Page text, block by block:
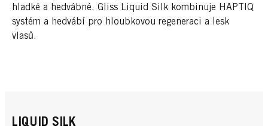
hladké a hedvábné. Gliss Liquid Silk kombinuje HAPTIQ
systém a hedvábí pro hloubkovou regeneraci a lesk
vlasů.
LIQUID SILK